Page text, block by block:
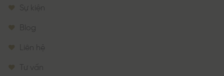
Sự kiện
Blog
Liên hệ
Tư vấn